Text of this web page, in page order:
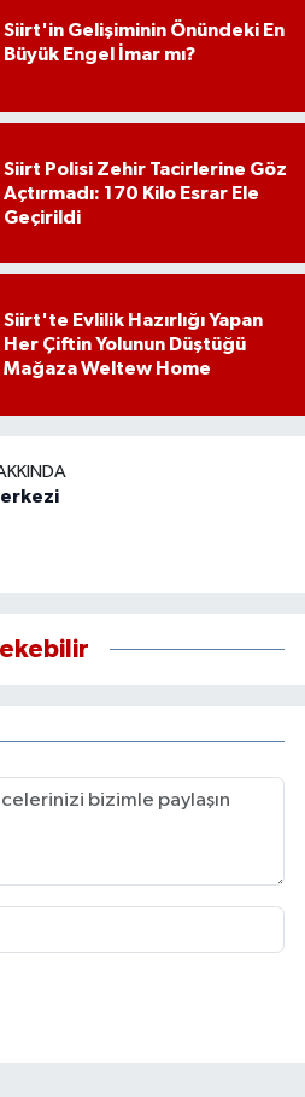
Siirt'in Gelişiminin Önündeki En
Büyük Engel İmar mı?
Siirt Polisi Zehir Tacirlerine Göz
Açtırmadı: 170 Kilo Esrar Ele
Geçirildi
Siirt'te Evlilik Hazırlığı Yapan
Her Çiftin Yolunun Düştüğü
Mağaza Weltew Home